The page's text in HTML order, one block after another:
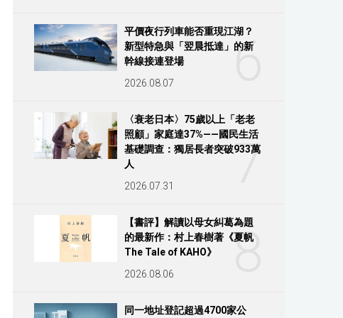
6
平價夜行列車能否重現江湖？
新型特急與「翌晨抵達」的新
幹線接連登場
2026.08.07
7
〈衰老日本〉75歲以上「老老
照顧」家庭達37%——國民生活
基礎調查：獨居長者突破933萬
人
2026.07.31
8
【書評】解讀以母女糾葛為題
的最新作：村上春樹著《夏帆
The Tale of KAHO》
2026.08.06
同一地址登記超過4700家公